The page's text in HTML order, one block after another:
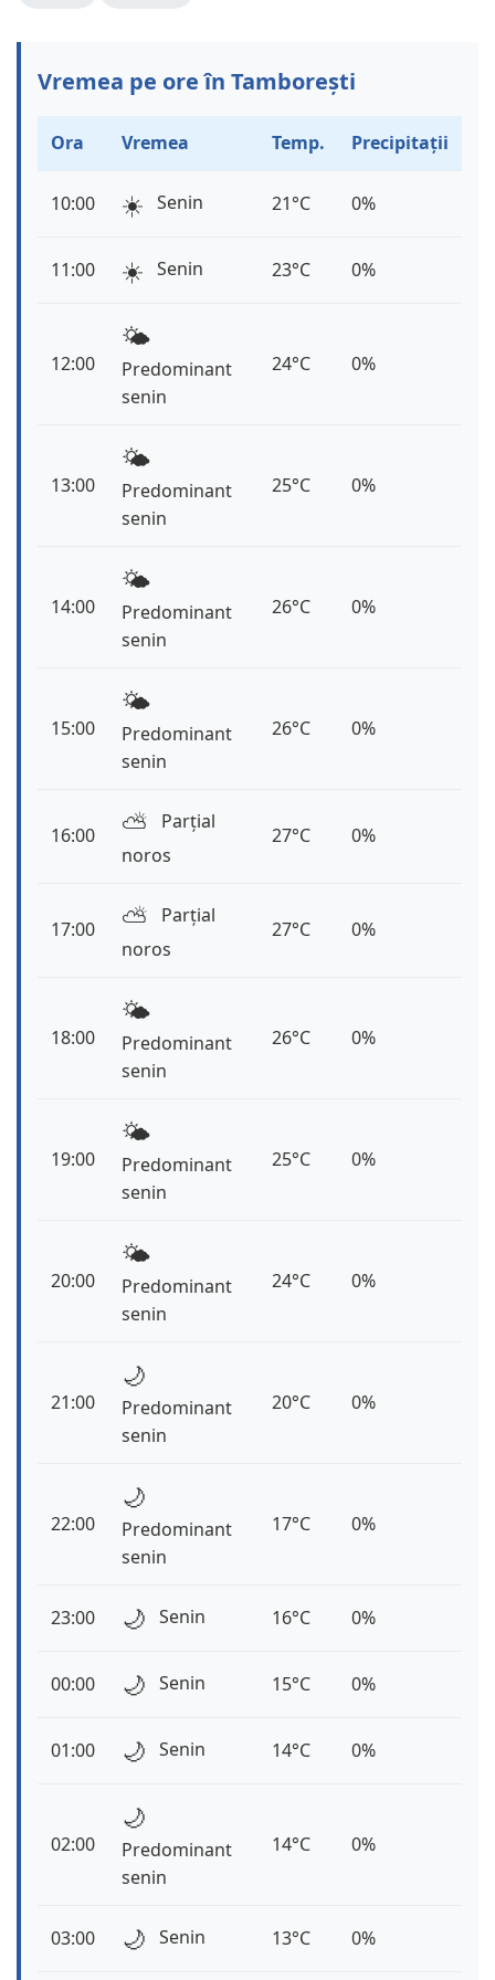
Vremea pe ore în Tamborești
Ora Vremea Temp. Precipitații
10:00 ☀️ Senin 21°C 0%
11:00 ☀️ Senin 23°C 0%
12:00
🌤️
Predominant
senin
24°C 0%
13:00
🌤️
Predominant
senin
25°C 0%
14:00
🌤️
Predominant
senin
26°C 0%
15:00
🌤️
Predominant
senin
26°C 0%
16:00 ⛅️
Parțial
noros
27°C 0%
17:00 ⛅️
Parțial
noros
27°C 0%
18:00
🌤️
Predominant
senin
26°C 0%
19:00
🌤️
Predominant
senin
25°C 0%
20:00
🌤️
Predominant
senin
24°C 0%
21:00
🌙
Predominant
senin
20°C 0%
22:00
🌙
Predominant
senin
17°C 0%
23:00 🌙 Senin 16°C 0%
00:00 🌙 Senin 15°C 0%
01:00 🌙 Senin 14°C 0%
02:00
🌙
Predominant
senin
14°C 0%
03:00 🌙 Senin 13°C 0%